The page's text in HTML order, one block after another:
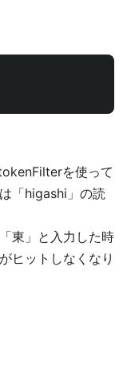
を使って
「higashi」の読
東」と入力した時
ヒットしなくなり